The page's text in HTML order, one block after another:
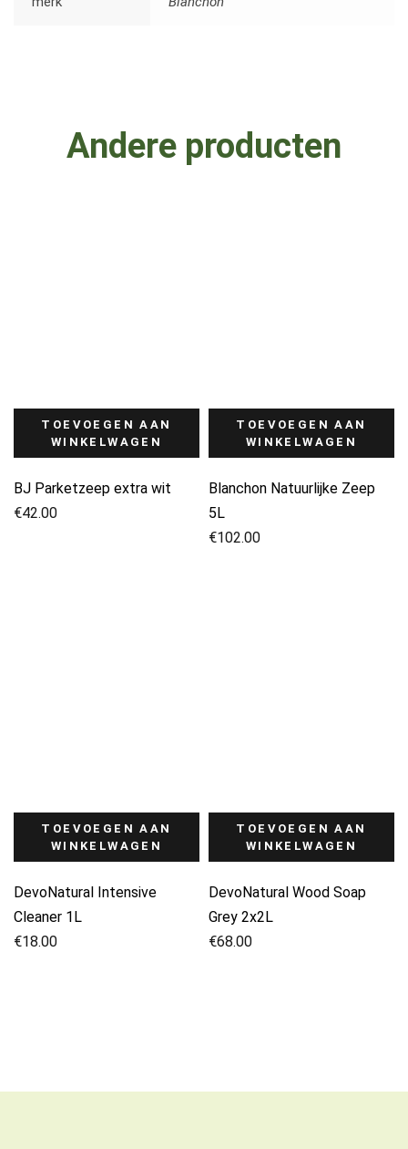
Andere producten
TOEVOEGEN AAN
WINKELWAGEN
BJ Parketzeep extra wit
€42.00
TOEVOEGEN AAN
WINKELWAGEN
Blanchon Natuurlijke Zeep
5L
€102.00
TOEVOEGEN AAN
WINKELWAGEN
DevoNatural Intensive
Cleaner 1L
€18.00
TOEVOEGEN AAN
WINKELWAGEN
DevoNatural Wood Soap
Grey 2x2L
€68.00